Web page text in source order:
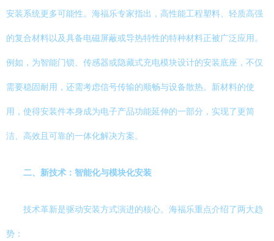
安装系统更多可能性。海福乐专家指出，高性能工程塑料、轻质高强
的复合材料以及具备电磁屏蔽或导热特性的特种材料正被广泛应用。
例如，为智能门锁、传感器或隐藏式充电模块设计的安装底座，不仅
需要稳固耐用，还需考虑信号传输的顺畅与设备散热。新材料的使
用，使得安装件本身成为电子产品功能延伸的一部分，实现了更简
洁、高效且可靠的一体化解决方案。
二、新技术：智能化与模块化安装
技术革新是驱动安装方式演进的核心。海福乐重点介绍了两大趋
势：